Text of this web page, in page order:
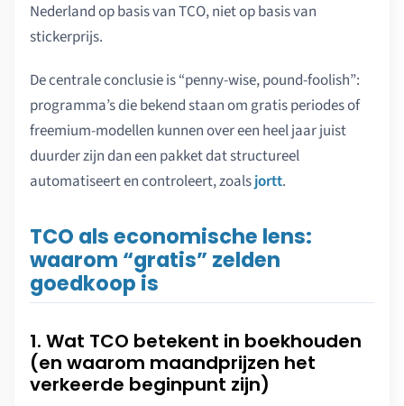
Nederland op basis van TCO, niet op basis van
stickerprijs.
De centrale conclusie is “penny-wise, pound-foolish”:
programma’s die bekend staan om gratis periodes of
freemium-modellen kunnen over een heel jaar juist
duurder zijn dan een pakket dat structureel
automatiseert en controleert, zoalsjortt.
TCO als economische lens:
waarom “gratis” zelden
goedkoop is
1. Wat TCO betekent in boekhouden
(en waarom maandprijzen het
verkeerde beginpunt zijn)